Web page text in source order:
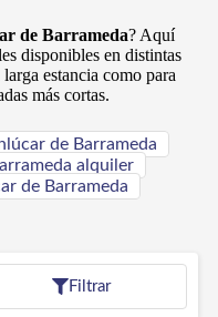
de Barrameda? Aquí
disponibles en distintas
estancia como para
más cortas.
de Barrameda
alquiler
de Barrameda
Filtrar